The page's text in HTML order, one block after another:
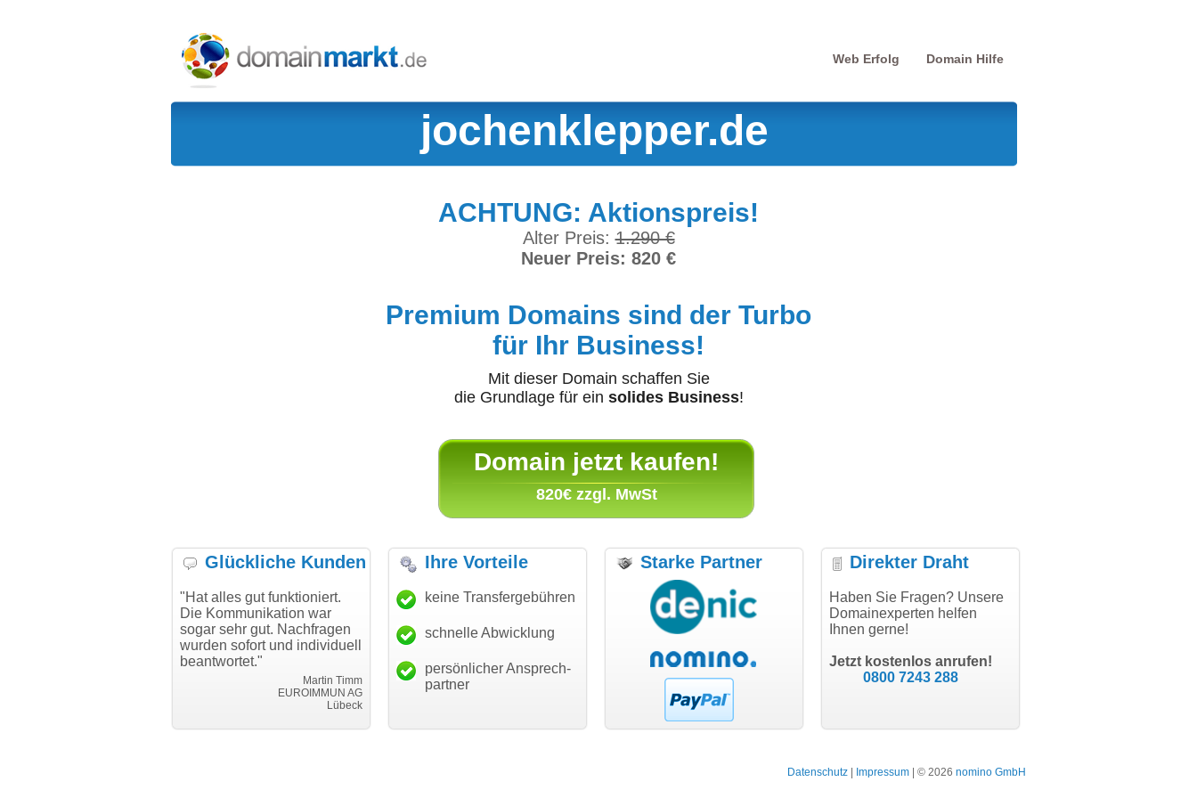
Web Erfolg Domain Hilfe
jochenklepper.de
ACHTUNG: Aktionspreis!
Alter Preis:1.290 €
Neuer Preis: 820 €
Premium Domains sind der Turbo
für Ihr Business!
Mit dieser Domain schaffen Sie
die Grundlage für ein solides Business!
Domain jetzt kaufen!
820€ zzgl. MwSt
Glückliche Kunden
"Hat alles gut funktioniert.
Die Kommunikation war
sogar sehr gut. Nachfragen
wurden sofort und individuell
beantwortet."
Martin Timm
EUROIMMUN AG
Lübeck
"Danke für den schnellen
Transfer und guten Service!"
Thomas Schäfer
i can eckert communication GmbH
"Ich bin dankbar, meine
Wunschdomain gefunden zu
haben. Die Domain passt für
hundertprozentig."
Janina Köck
Leben im Einklang
leben-im-einklang.de
Köln
"Super Abwicklung, vielen
modern software GbR
Landau an der Isar
"Vielen Dank für den
AuthCode - hat alles prima
Ihre Vorteile
keine Transfergebühren
schnelle Abwicklung
persönlicher Ansprech-
partner
Starke Partner Direkter Draht
Haben Sie Fragen? Unsere
Domainexperten helfen
Ihnen gerne!
Jetzt kostenlos anrufen!
0800 7243 288
Datenschutz Impressum | © 2026 nomino GmbH